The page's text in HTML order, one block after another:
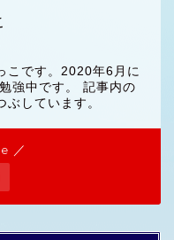
こです。2020年6月に
強中です。 記事内の
しています。
／